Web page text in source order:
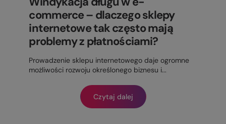
commerce – dlaczego sklepy
internetowe tak często mają
problemy z płatnościami?
Prowadzenie sklepu internetowego daje ogromne
możliwości rozwoju określonego biznesu i...
Czytaj dalej